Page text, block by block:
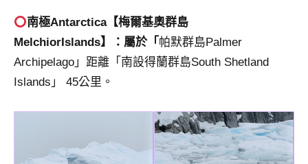
南極Antarctica【梅爾基奧群島
MelchiorIslands】：屬於「 帕默群島Palmer
Archipelago」距離「南設得蘭群島South Shetland
Islands」 45公里。